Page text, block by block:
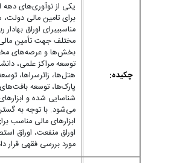
چکیده:
یکی از نوآوری‌های دهه
برای تامین مالی
مناسبیبرای اوراق
مختلف جهت تأمین مالی
بخش‌ها و عرصه‌های
توسعه مراکز علمی،
هتل‌ها، زائرسراها،
پارک‌ها، توسعه
شناسایی شده و
می‌شود. با توجه به
ابزارهای مالی مناسب
اوراق منفعت، اوراق
مورد بررسی فقهی